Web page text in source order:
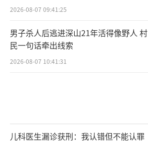
2026-08-07 09:41:25
男子杀人后逃进深山21年活得像野人 村
民一句话牵出线索
2026-08-07 10:41:31
儿科医生漏诊获刑：我认错但不能认罪